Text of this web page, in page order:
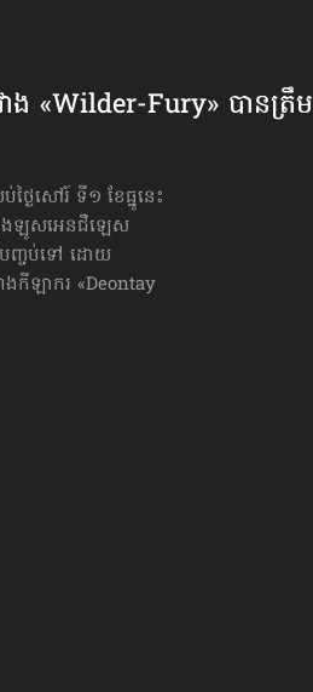
ាង «Wilder-Fury» បាន​ត្រឹម​
ងៃសៅរ៍ ទី១ ខែធ្នូនេះ
រុងឡូសអេនជឺឡេស
បញ្ចប់ទៅ ដោយ
ងកីឡាករ «Deontay